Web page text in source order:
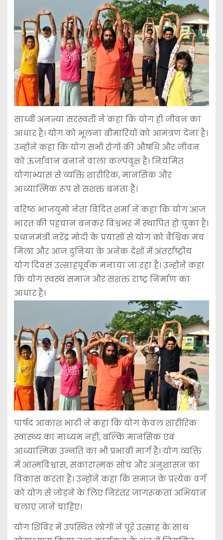
साध्वी अनन्या सरस्वती ने कहा कि योग ही जीवन का
आधार है। योग को भूलना बीमारियों को आमंत्रण देना है।
उन्होंने कहा कि योग सभी रोगों की औषधि और जीवन
को ऊर्जावान बनाने वाला कल्पवृक्ष है। नियमित
योगाभ्यास से व्यक्ति शारीरिक, मानसिक और
आध्यात्मिक रूप से सशक्त बनता है।
वरिष्ठ भाजयुमो नेता विदित शर्मा ने कहा कि योग आज
भारत की पहचान बनकर विश्वभर में स्थापित हो चुका है।
प्रधानमंत्री नरेंद्र मोदी के प्रयासों से योग को वैश्विक मंच
मिला और आज दुनिया के अनेक देशों में अंतर्राष्ट्रीय
योग दिवस उत्साहपूर्वक मनाया जा रहा है। उन्होंने कहा
कि योग स्वस्थ समाज और सशक्त राष्ट्र निर्माण का
आधार है।
पार्षद आकाश भाटी ने कहा कि योग केवल शारीरिक
स्वास्थ्य का माध्यम नहीं, बल्कि मानसिक एवं
आध्यात्मिक उन्नति का भी प्रभावी मार्ग है। योग व्यक्ति
में आत्मविश्वास, सकारात्मक सोच और अनुशासन का
विकास करता है। उन्होंने कहा कि समाज के प्रत्येक वर्ग
को योग से जोड़ने के लिए निरंतर जागरूकता अभियान
चलाए जाने चाहिए।
योग शिविर में उपस्थित लोगों ने पूरे उत्साह के साथ